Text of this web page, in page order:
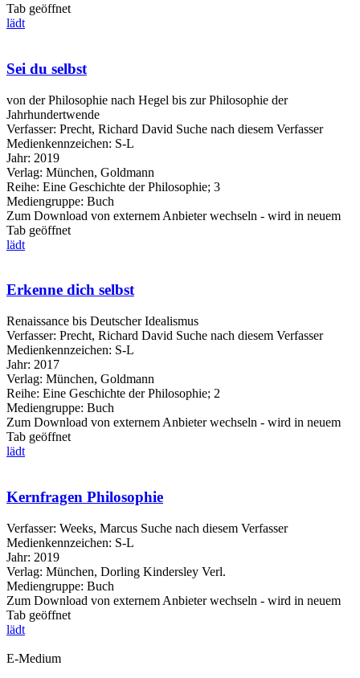
Tab geöffnet
lädt
Sei du selbst
von der Philosophie nach Hegel bis zur Philosophie der
Jahrhundertwende
Verfasser: Precht, Richard David Suche nach diesem Verfasser
Medienkennzeichen: S-L
Jahr: 2019
Verlag: München, Goldmann
Reihe: Eine Geschichte der Philosophie; 3
Mediengruppe: Buch
Zum Download von externem Anbieter wechseln - wird in neuem
Tab geöffnet
lädt
Erkenne dich selbst
Renaissance bis Deutscher Idealismus
Verfasser: Precht, Richard David Suche nach diesem Verfasser
Medienkennzeichen: S-L
Jahr: 2017
Verlag: München, Goldmann
Reihe: Eine Geschichte der Philosophie; 2
Mediengruppe: Buch
Zum Download von externem Anbieter wechseln - wird in neuem
Tab geöffnet
lädt
Kernfragen Philosophie
Verfasser: Weeks, Marcus Suche nach diesem Verfasser
Medienkennzeichen: S-L
Jahr: 2019
Verlag: München, Dorling Kindersley Verl.
Mediengruppe: Buch
Zum Download von externem Anbieter wechseln - wird in neuem
Tab geöffnet
lädt
E-Medium